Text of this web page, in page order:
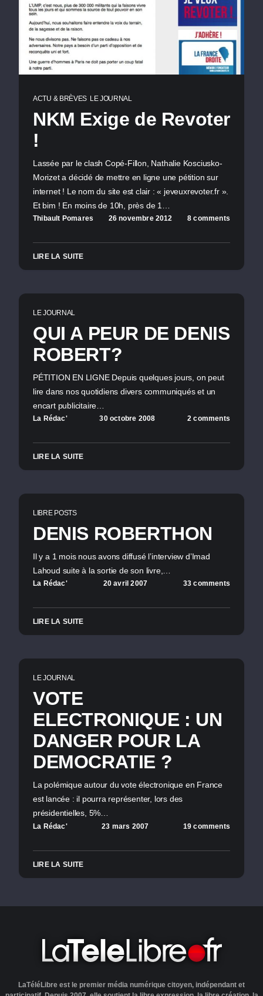
ACTU & BRÈVES LE JOURNAL
NKM Exige de Revoter
!
Lassée par le clash Copé-Fillon, Nathalie Kosciusko-
Morizet a décidé de mettre en ligne une pétition sur
internet ! Le nom du site est clair : « jeveuxrevoter.fr ».
Et bim ! En moins de 10h, près de 1…
Thibault Pomares 26 novembre 2012 8 comments
LIRE LA SUITE
LE JOURNAL
QUI A PEUR DE DENIS
ROBERT?
PÉTITION EN LIGNE Depuis quelques jours, on peut
lire dans nos quotidiens divers communiqués et un
encart publicitaire…
La Rédac' 30 octobre 2008 2 comments
LIRE LA SUITE
LIBRE POSTS
DENIS ROBERTHON
Il y a 1 mois nous avons diffusé l’interview d’Imad
Lahoud suite à la sortie de son livre,…
La Rédac' 20 avril 2007 33 comments
LIRE LA SUITE
LE JOURNAL
VOTE
ELECTRONIQUE : UN
DANGER POUR LA
DEMOCRATIE ?
La polémique autour du vote électronique en France
est lancée : il pourra représenter, lors des
présidentielles, 5%…
La Rédac' 23 mars 2007 19 comments
LIRE LA SUITE
LaTéléLibre est le premier média numérique citoyen, indépendant et